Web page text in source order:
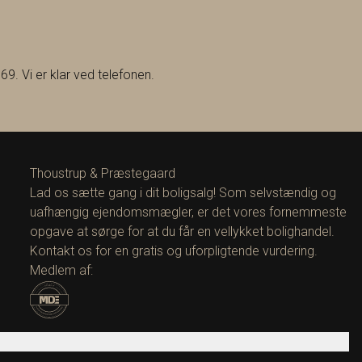
Vi er klar ved telefonen.
Thoustrup & Præstegaard
Lad os sætte gang i dit boligsalg! Som selvstændig og
uafhængig ejendomsmægler, er det vores fornemmeste
opgave at sørge for at du får en vellykket bolighandel.
Kontakt os for en gratis og uforpligtende vurdering.
Medlem af: